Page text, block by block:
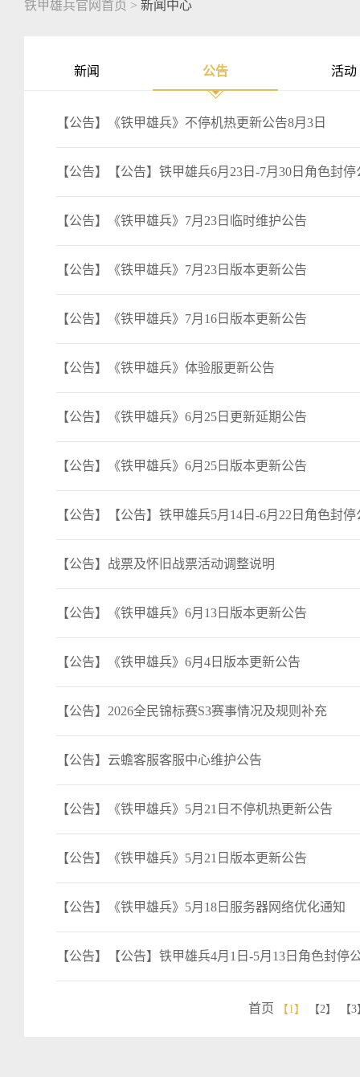
铁甲雄兵官网首页 > 新闻中心
新闻 公告 活动
【公告】《铁甲雄兵》不停机热更新公告8月3日
【公告】【公告】铁甲雄兵6月23日-7月30日角色封停
【公告】《铁甲雄兵》7月23日临时维护公告
【公告】《铁甲雄兵》7月23日版本更新公告
【公告】《铁甲雄兵》7月16日版本更新公告
【公告】《铁甲雄兵》体验服更新公告
【公告】《铁甲雄兵》6月25日更新延期公告
【公告】《铁甲雄兵》6月25日版本更新公告
【公告】【公告】铁甲雄兵5月14日-6月22日角色封停
【公告】战票及怀旧战票活动调整说明
【公告】《铁甲雄兵》6月13日版本更新公告
【公告】《铁甲雄兵》6月4日版本更新公告
【公告】2026全民锦标赛S3赛事情况及规则补充
【公告】云蟾客服客服中心维护公告
【公告】《铁甲雄兵》5月21日不停机热更新公告
【公告】《铁甲雄兵》5月21日版本更新公告
【公告】《铁甲雄兵》5月18日服务器网络优化通知
【公告】【公告】铁甲雄兵4月1日-5月13日角色封停
首页 【1】 【2】 【